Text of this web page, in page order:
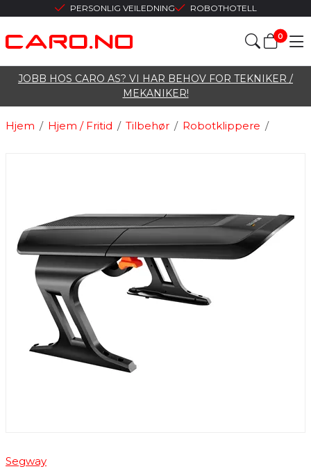
PERSONLIG VEILEDNING ROBOTHOTELL
0
JOBB HOS CARO AS? VI HAR BEHOV FOR TEKNIKER /
MEKANIKER!
/
Hjem /
Hjem / Fritid /
Tilbehør /
Robotklippere
Segway